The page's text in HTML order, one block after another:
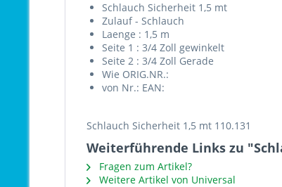
Schlauch Sicherheit 1,5 mt
Zulauf - Schlauch
Laenge : 1,5 m
Seite 1 : 3/4 Zoll gewinkelt
Seite 2 : 3/4 Zoll Gerade
Wie ORIG.NR.:
von Nr.: EAN:
Schlauch Sicherheit 1,5 mt 110.131
Weiterführende Links zu
Fragen zum Artikel?
Weitere Artikel von Universal